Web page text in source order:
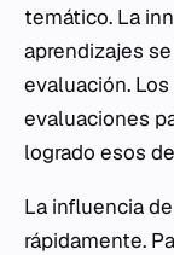
temático. La
aprendizajes
evaluación.
evaluaciones
logrado esos
La influencia
rápidamente.